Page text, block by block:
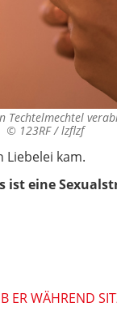
Techtelmechtel
© 123RF / lzflzf
Liebelei kam.
ist eine
ER WÄHREND